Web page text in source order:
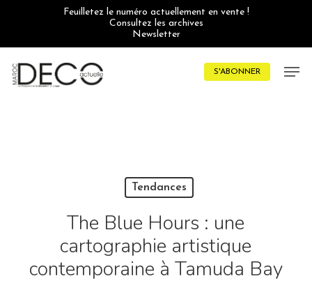
Feuilletez le numéro actuellement en vente !
Consultez les archives
Newsletter
S'ABONNER
Tendances
The Blue Hours : une
cartographie artistique
contemporaine à Tamuda Bay